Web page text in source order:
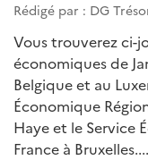
Rédigé par : DG
Vous trouverez ci-
économiques de
Belgique et au
Économique
Haye et le Service
France à Bruxelles....